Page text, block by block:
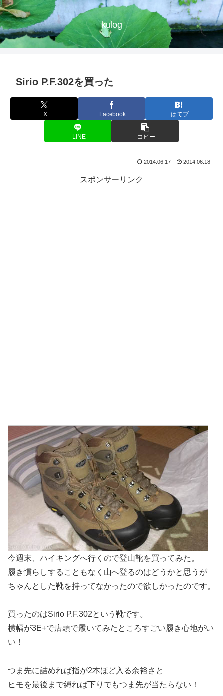
kulog
Sirio P.F.302を買った
X Facebook はてブ
LINE コピー
2014.06.17 2014.06.18
スポンサーリンク
今週末、ハイキングへ行くので登山靴を買ってみた。
履き慣らしすることもなく山へ登るのはどうかと思うが
ちゃんとした靴を持ってなかったので欲しかったのです。
買ったのはSirio P.F.302という靴です。
横幅が3E+で店頭で履いてみたところすごい履き心地がい
い！
つま先に詰めれば指が2本ほど入る余裕さと
ヒモを最後まで縛れば下りでもつま先が当たらない！